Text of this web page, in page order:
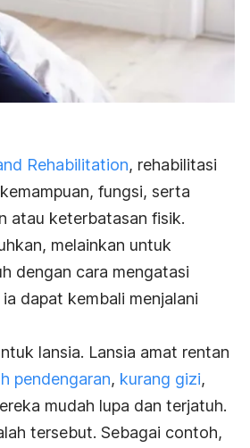
Rehabilitation, rehabilitasi
fungsi, serta
atau keterbatasan fisik.
melainkan untuk
dengan cara mengatasi
dapat kembali menjalani
lansia. Lansia amat rentan
pendengaran, kurang gizi,
mudah lupa dan terjatuh.
tersebut. Sebagai contoh,